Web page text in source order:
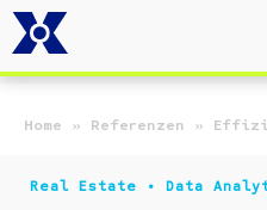
Home » Referenzen »
Real Estate • Data